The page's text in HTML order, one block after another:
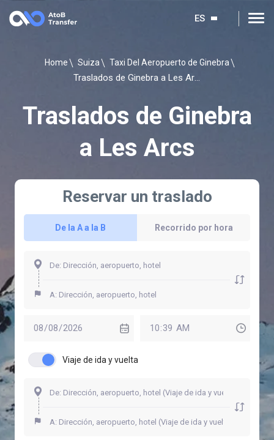
ES
Home Suiza Taxi Del Aeropuerto de Ginebra
Traslados de Ginebra a Les Arcs
Traslados de Ginebra
a Les Arcs
Reservar un traslado
De la A a la B Recorrido por hora
Viaje de ida y vuelta